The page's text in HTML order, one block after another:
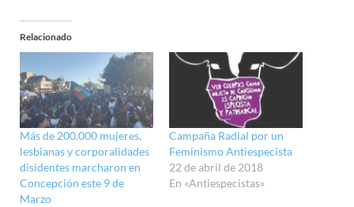
Relacionado
Más de 200.000 mujeres,
lesbianas y corporalidades
disidentes marcharon en
Concepción este 9 de
Marzo
Campaña Radial por un
Feminismo Antiespecista
22 de abril de 2018
En «Antiespecistas»